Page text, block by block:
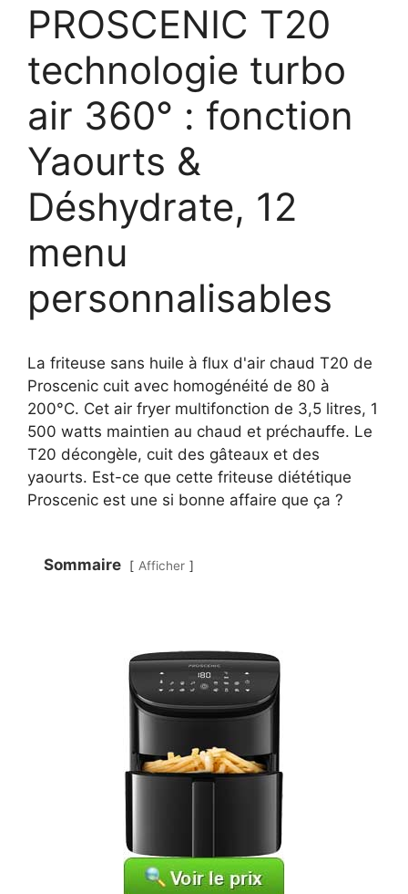
PROSCENIC T20
technologie turbo
air 360° : fonction
Yaourts &
Déshydrate, 12
menu
personnalisables
La friteuse sans huile à flux d'air chaud T20 de
Proscenic cuit avec homogénéité de 80 à
200°C. Cet air fryer multifonction de 3,5 litres, 1
500 watts maintien au chaud et préchauffe. Le
T20 décongèle, cuit des gâteaux et des
yaourts. Est-ce que cette friteuse diététique
Proscenic est une si bonne affaire que ça ?
Sommaire Afficher